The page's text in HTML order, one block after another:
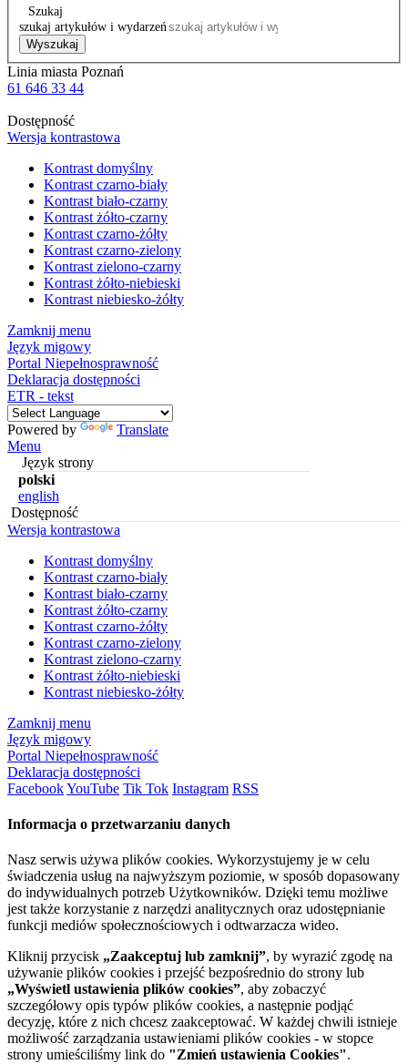
Szukaj
szukaj artykułów i wydarzeń
Wyszukaj
Linia miasta Poznań
61 646 33 44
Dostępność
Wersja kontrastowa
Kontrast domyślny
Kontrast czarno-biały
Kontrast biało-czarny
Kontrast żółto-czarny
Kontrast czarno-żółty
Kontrast czarno-zielony
Kontrast zielono-czarny
Kontrast żółto-niebieski
Kontrast niebiesko-żółty
Zamknij menu
Język migowy
Portal Niepełnosprawność
Deklaracja dostępności
ETR - tekst
Powered by
Translate
Menu
Język strony
polski
english
Dostępność
Wersja kontrastowa
Kontrast domyślny
Kontrast czarno-biały
Kontrast biało-czarny
Kontrast żółto-czarny
Kontrast czarno-żółty
Kontrast czarno-zielony
Kontrast zielono-czarny
Kontrast żółto-niebieski
Kontrast niebiesko-żółty
Zamknij menu
Język migowy
Portal Niepełnosprawność
Deklaracja dostępności
FacebookYouTube Tik Tok Instagram RSS
Informacja o przetwarzaniu danych
Nasz serwis używa plików cookies. Wykorzystujemy je w celu
świadczenia usług na najwyższym poziomie, w sposób dopasowany
do indywidualnych potrzeb Użytkowników. Dzięki temu możliwe
jest także korzystanie z narzędzi analitycznych oraz udostępnianie
funkcji mediów społecznościowych i odtwarzacza wideo.
Kliknij przycisk „Zaakceptuj lub zamknij”, by wyrazić zgodę na
używanie plików cookies i przejść bezpośrednio do strony lub
„Wyświetl ustawienia plików cookies”, aby zobaczyć
szczegółowy opis typów plików cookies, a następnie podjąć
decyzję, które z nich chcesz zaakceptować. W każdej chwili istnieje
możliwość zarządzania ustawieniami plików cookies - w stopce
strony umieściliśmy link do "Zmień ustawienia Cookies".